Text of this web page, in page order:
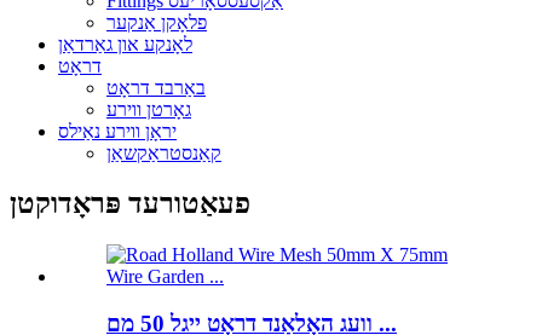
פלאָקן אַנקער
לאָנקע און גאַרדאַן
דראָט
באַרבד דראָט
גאָרטן ווירע
יראָן ווירע נאַילס
קאַנסטראַקשאַן
פעאַטורעד פּראָדוקטן
וועג האָלאַנד דראָט ייגל 50 מם ...